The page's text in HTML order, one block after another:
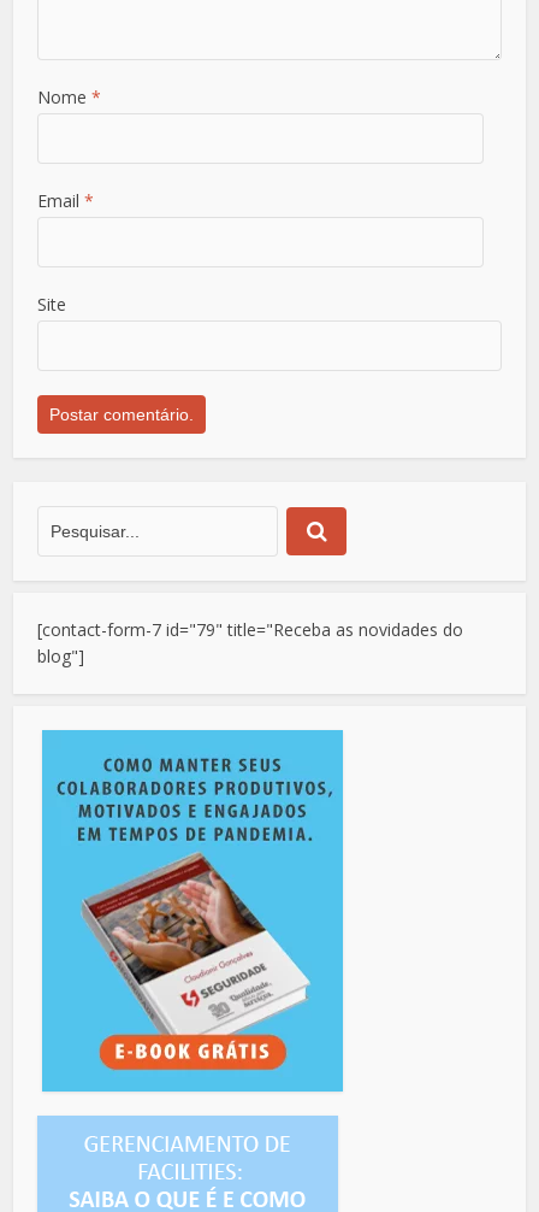
Nome *
Email *
Site
[contact-form-7 id="79" title="Receba as novidades do
blog"]